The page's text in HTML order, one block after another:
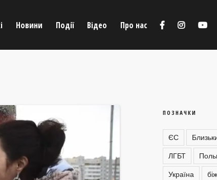
Новини Події Відео Про нас
ПОЗНАЧКИ
ЄС
ЛГБТ
Україна